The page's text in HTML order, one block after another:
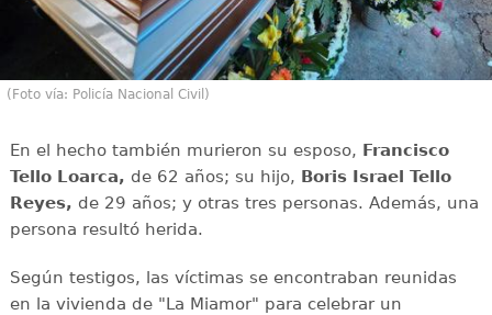
(Foto vía: Policía Nacional Civil)
En el hecho también murieron su esposo, Francisco
Tello Loarca, de 62 años; su hijo, Boris Israel Tello
Reyes, de 29 años; y otras tres personas. Además, una
persona resultó herida.
Según testigos, las víctimas se encontraban reunidas
en la vivienda de "La Miamor" para celebrar un